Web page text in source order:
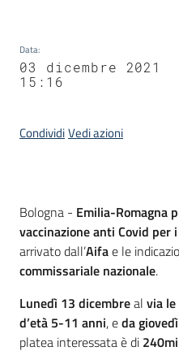
Data:
03 dicembre 2021
15:16
CondividiVedi azioni
Contenuto
Bologna - Emilia-Romagna
vaccinazione anti Covid per
arrivato dall’Aifae le
commissariale nazionale.
Lunedì 13 dicembreal via
d’età 5-11 anni, eda
platea interessata è di